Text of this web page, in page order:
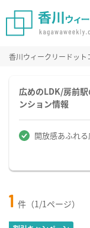
香川ウィークリードット
広めのLDK/房前
ンション情報
開放感あふれ
1 件（1/1ページ）